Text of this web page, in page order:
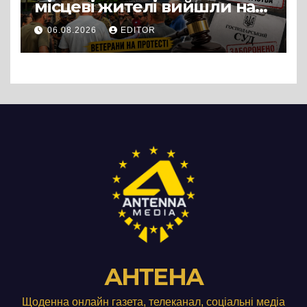
місцеві жителі вийшли на
протест до стін
підприємства ТОВ «Омега
Три», що займається
06.08.2026 EDITOR
АНТЕНА
Щоденна онлайн газета, телеканал, соціальні медіа